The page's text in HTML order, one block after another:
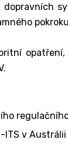
v Austrálii